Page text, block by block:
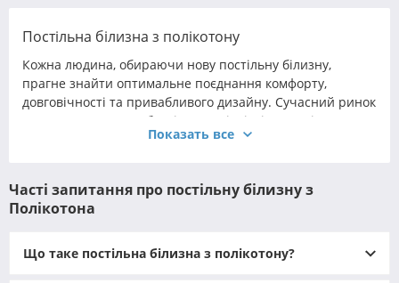
Постільна білизна з полікотону
Кожна людина, обираючи нову постільну білизну,
прагне знайти оптимальне поєднання комфорту,
довговічності та привабливого дизайну. Сучасний ринок
текстилю пропонує безліч матеріалів, і одним із
найпопулярніших рішень сьогодні є полікотон для
практичністю поліестеру, що робить його чудовим
вибором для повсякденного використання.
популярність завдяки своїй зносостійкості, простоті
Показать все
Часті запитання про постільну білизну з
Полікотона
Що таке постільна білизна з полікотону?